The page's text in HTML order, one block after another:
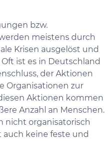
bzw.
meistens durch
Krisen ausgelöst und
ist es in Deutschland
der Aktionen
Organisationen zur
Aktionen kommen
Anzahl an Menschen.
nicht organisatorisch
keine feste und